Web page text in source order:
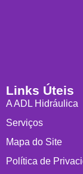
Links Úteis
A ADL Hidráulica
Serviços
Mapa do Site
Política de